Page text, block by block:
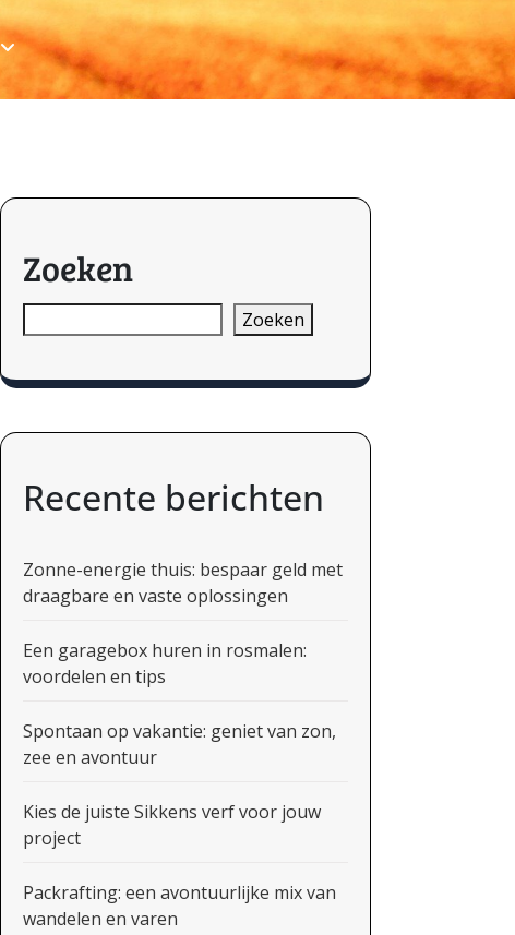
Zoeken
Zoeken
Recente berichten
Zonne-energie thuis: bespaar geld met
draagbare en vaste oplossingen
Een garagebox huren in rosmalen:
voordelen en tips
Spontaan op vakantie: geniet van zon,
zee en avontuur
Kies de juiste Sikkens verf voor jouw
project
Packrafting: een avontuurlijke mix van
wandelen en varen